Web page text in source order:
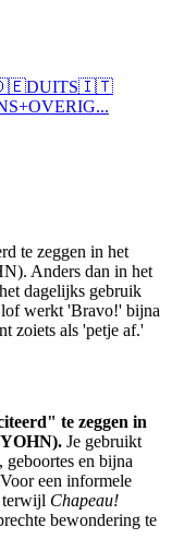
DUITS🇮🇹
+OVERIG...
te zeggen in het
Anders dan in het
dagelijks gebruik
werkt 'Bravo!' bijna
zoiets als 'petje af.'
te zeggen in
Je gebruikt
en bijna
een informele
terwijl Chapeau!
bewondering te